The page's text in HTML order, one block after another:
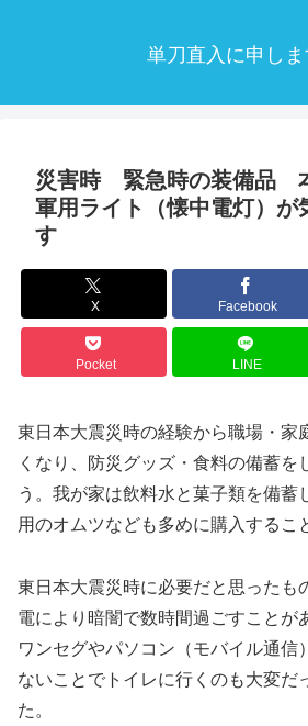
単刀直入に申しま
災害時 緊急時の装備品
軍用ライト（懐中電灯）が
す
X Facebook
Pocket LINE
東日本大震災時の経験から職場・家
くなり、防災グッズ・食料の備蓄を
う。我が家は飲料水と菓子類を備蓄
用のオムツなども多めに購入するこ
東日本大震災時に必要だと思ったも
電により暗闇で数時間過ごすことが
ワンセグやパソコン（モバイル通信
ないことでトイレに行くのも大変だ
た。